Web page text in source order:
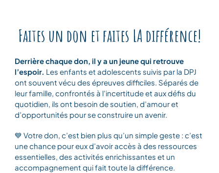
Faites un don et faites LA différence!
Derrière chaque don, il y a un jeune qui retrouve
l’espoir. Les enfants et adolescents suivis par la DPJ
ont souvent vécu des épreuves difficiles. Séparés de
leur famille, confrontés à l’incertitude et aux défis du
quotidien, ils ont besoin de soutien, d’amour et
d’opportunités pour se construire un avenir.
💙 Votre don, c’est bien plus qu’un simple geste : c’est
une chance pour eux d’avoir accès à des ressources
essentielles, des activités enrichissantes et un
accompagnement qui fait toute la différence.